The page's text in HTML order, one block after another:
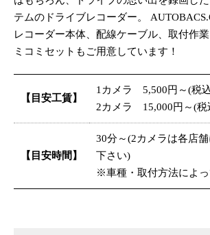
テムのドライブレコーダー。
レコーダー本体、配線ケーブル、取付作
ミコミセットもご用意しています！
【目安工賃】
1カメラ 5,500円～(税
2カメラ 15,000円～(税
【目安時間】
30分～(2カメラは各店
下さい)
※車種・取付方法によ